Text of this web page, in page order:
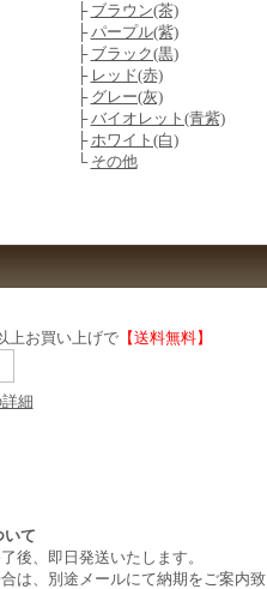
├ ブラウン(茶)
├パープル(紫)
├ ブラック(黒)
├ レッド(赤)
├ グレー(灰)
├バイオレット(青紫)
├ホワイト(白)
└ その他
上お買い上げで【送料無料】
細
後、即日発送いたします。
は、別途メールにて納期をご案内致